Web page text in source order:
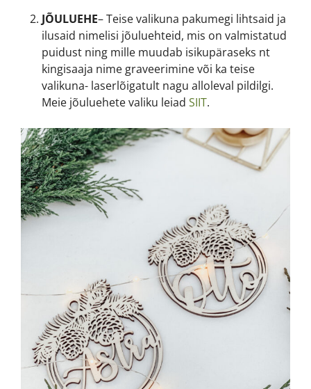
JÕULUEHE– Teise valikuna pakumegi lihtsaid ja
ilusaid nimelisi jõuluehteid, mis on valmistatud
puidust ning mille muudab isikupäraseks nt
kingisaaja nime graveerimine või ka teise
valikuna- laserlõigatult nagu alloleval pildilgi.
Meie jõuluehete valiku leiad SIIT.